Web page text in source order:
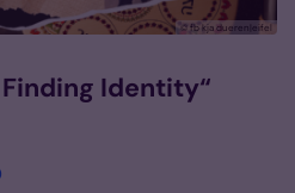
© fb kja dueren|eifel
Identity“